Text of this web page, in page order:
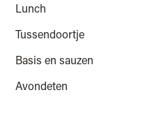
Lunch
Tussendoortje
Basis en sauzen
Avondeten